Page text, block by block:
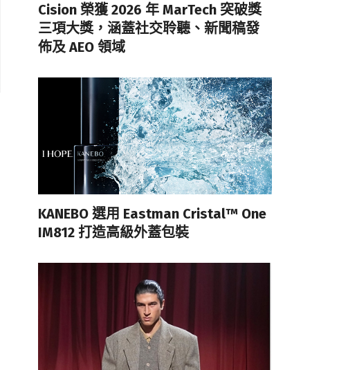
Cision 榮獲 2026 年 MarTech 突破獎
三項大獎，涵蓋社交聆聽、新聞稿發
佈及 AEO 領域
KANEBO 選用 Eastman Cristal™ One
IM812 打造高級外蓋包裝